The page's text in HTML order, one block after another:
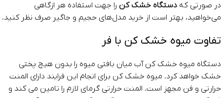
در صورتی که دستگاه خشک کن را جهت استفاده هر ازگاهی
می‌خواهید، بهتر است از خرید مدل‌های حجیم و جاگیر صرف نظر کنید.
تفاوت میوه خشک کن با فر
دستگاه میوه خشک‌ کن‌ آب میان‌ بافتی میوه را بدون هیچ پختی
خشک خواهد کرد. میوه خشک‌ کن برای انجام این فرایند دارای المنت
حرارتی و فن مجهز است. المنت حرارتی گرمای لازم را تامین می کند و